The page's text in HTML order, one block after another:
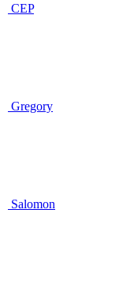
CEP
Gregory
Salomon